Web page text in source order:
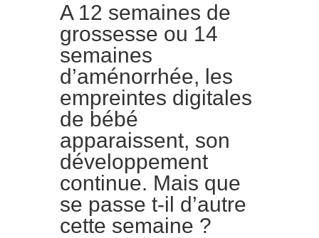
A 12 semaines de
grossesse ou 14
semaines
d’aménorrhée, les
empreintes digitales
de bébé
apparaissent, son
développement
continue. Mais que
se passe t-il d’autre
cette semaine ?